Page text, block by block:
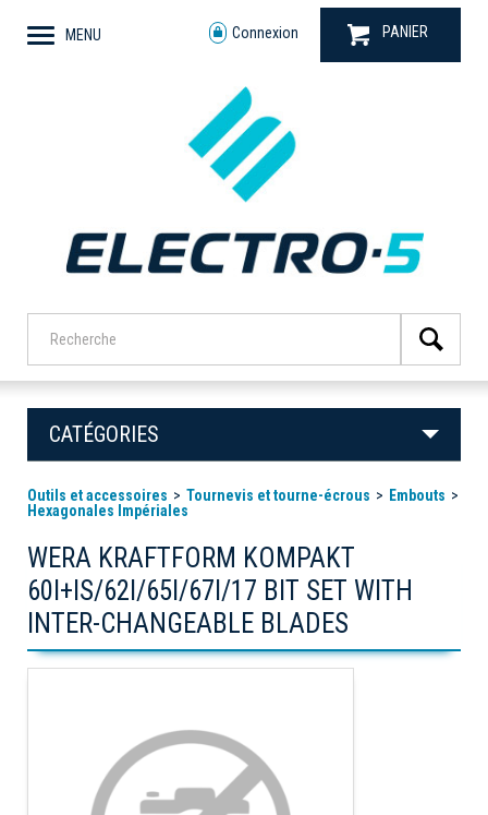
MENU Connexion PANIER
CATÉGORIES
Outils et accessoires Tournevis et tourne-écrous
Embouts
Hexagonales Impériales
WERA KRAFTFORM KOMPAKT
60I+IS/62I/65I/67I/17 BIT SET WITH
INTER-CHANGEABLE BLADES